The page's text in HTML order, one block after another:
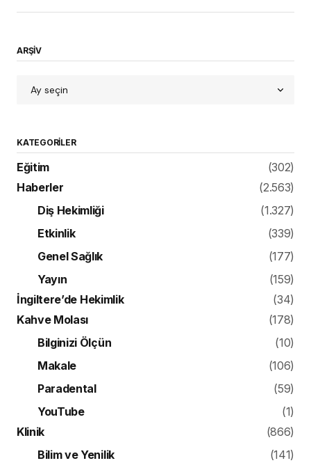
ARŞİV
KATEGORILER
Eğitim
(302)
Haberler
(2.563)
Diş Hekimliği
(1.327)
Etkinlik
(339)
Genel Sağlık
(177)
Yayın
(159)
İngiltere’de Hekimlik
(34)
Kahve Molası
(178)
Bilginizi Ölçün
(10)
Makale
(106)
Paradental
(59)
YouTube
(1)
Klinik
(866)
Bilim ve Yenilik
(141)